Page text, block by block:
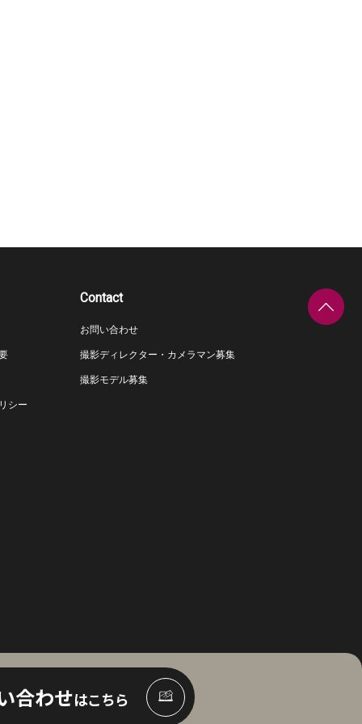
シー
Contact
お問い合わせ
撮影ディレクター・カメラマン募集
撮影モデル募集
合わせはこちら